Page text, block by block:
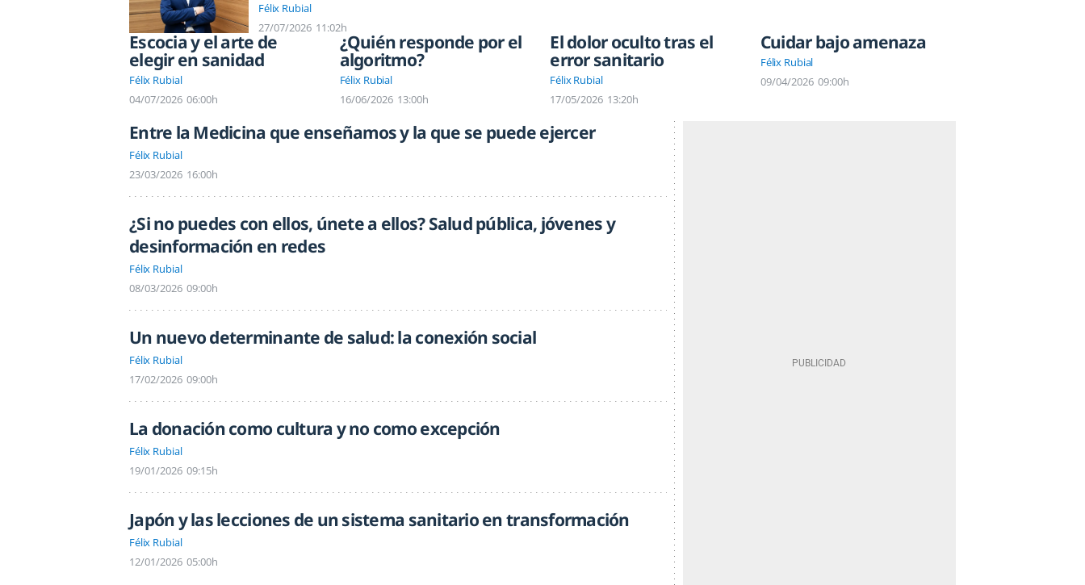
Félix Rubial
27/07/2026 11:02h
Escocia y el arte de
elegir en sanidad
Félix Rubial
04/07/2026 06:00h
¿Quién responde por el
algoritmo?
Félix Rubial
16/06/2026 13:00h
El dolor oculto tras el
error sanitario
Félix Rubial
17/05/2026 13:20h
Cuidar bajo amenaza
Félix Rubial
09/04/2026 09:00h
Entre la Medicina que enseñamos y la que se puede ejercer
Félix Rubial
23/03/2026 16:00h
¿Si no puedes con ellos, únete a ellos? Salud pública, jóvenes y
desinformación en redes
Félix Rubial
08/03/2026 09:00h
Un nuevo determinante de salud: la conexión social
Félix Rubial
17/02/2026 09:00h
La donación como cultura y no como excepción
Félix Rubial
19/01/2026 09:15h
Japón y las lecciones de un sistema sanitario en transformación
Félix Rubial
12/01/2026 05:00h